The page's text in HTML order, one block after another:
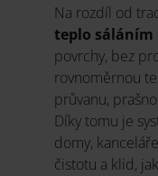
Na rozdíl od
teplo sáláním
povrchy, bez
rovnoměrnou
průvanu,
Díky tomu je
domy,
čistotu a klid,